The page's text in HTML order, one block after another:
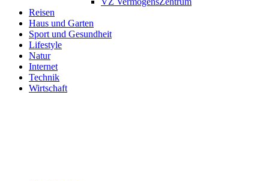
Reisen
Haus und Garten
Sport und Gesundheit
Lifestyle
Natur
Internet
Technik
Wirtschaft